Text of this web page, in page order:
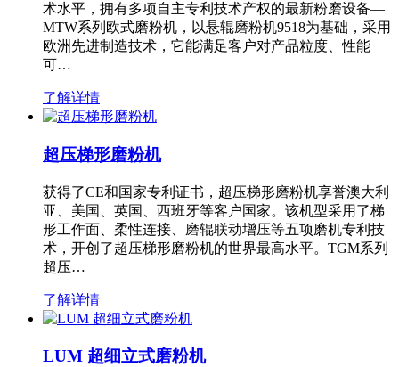
术水平，拥有多项自主专利技术产权的最新粉磨设备—
MTW系列欧式磨粉机，以悬辊磨粉机9518为基础，采用
欧洲先进制造技术，它能满足客户对产品粒度、性能
可…
了解详情
超压梯形磨粉机
获得了CE和国家专利证书，超压梯形磨粉机享誉澳大利
亚、美国、英国、西班牙等客户国家。该机型采用了梯
形工作面、柔性连接、磨辊联动增压等五项磨机专利技
术，开创了超压梯形磨粉机的世界最高水平。TGM系列
超压…
了解详情
LUM 超细立式磨粉机